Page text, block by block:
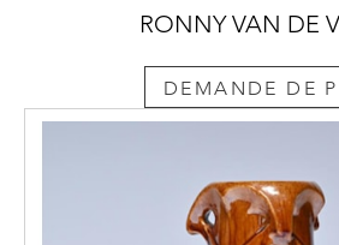
RONNY VAN DE
DEMANDE DE